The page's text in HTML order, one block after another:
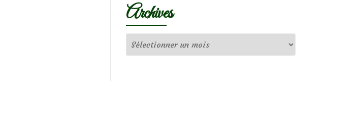
Archives
Archives